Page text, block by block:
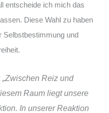
entscheide ich mich das
Diese Wahl zu haben
Selbstbestimmung und
„Zwischen Reiz und
Raum liegt unsere
In unserer Reaktion